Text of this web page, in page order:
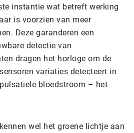
instantie wat betreft werking
is voorzien van meer
Deze garanderen een
detectie van
dragen het horloge om de
variaties detecteert in
bloedstroom – het
wel het groene lichtje aan